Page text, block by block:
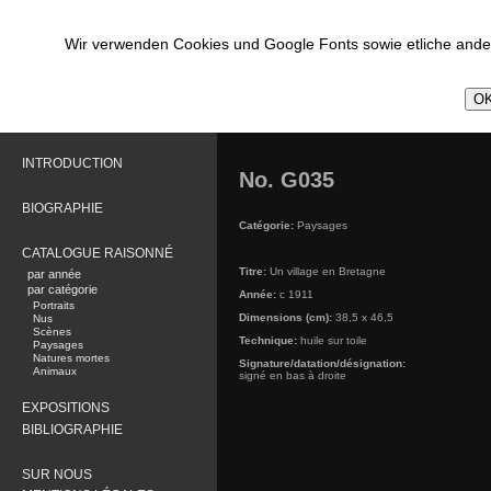
Wir verwenden Cookies und Google Fonts sowie etliche
INTRODUCTION
BIOGRAPHIE
CATALOGUE RAISONNÉ
par année
par catégorie
Portraits
Nus
Scènes
Paysages
Natures mortes
Animaux
EXPOSITIONS
BIBLIOGRAPHIE
SUR NOUS
No. G035
Catégorie: Paysages
Titre: Un village en Bretagne
Année: c 1911
Dimensions (cm): 38,5 x 46,5
Technique: huile sur toile
Signature/datation/désignation:
signé en bas à droite